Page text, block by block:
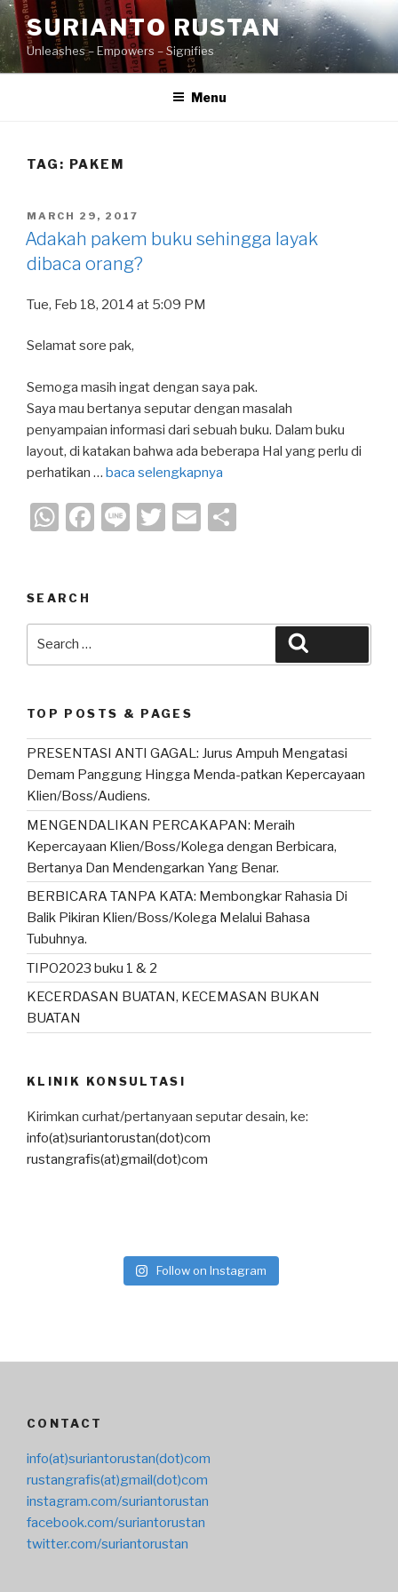
Skip
to
content
SURIANTO RUSTAN
Unleashes – Empowers – Signifies
Menu
TAG: PAKEM
POSTED
ON
MARCH 29, 2017
Adakah pakem buku sehingga layak
dibaca orang?
Tue, Feb 18, 2014 at 5:09 PM
Selamat sore pak,
Semoga masih ingat dengan saya pak.
Saya mau bertanya seputar dengan masalah
penyampaian informasi dari sebuah buku. Dalam buku
layout, di katakan bahwa ada beberapa Hal yang perlu di
perhatikan … baca selengkapnya
W
s
A
p
F
b
o
k
Li
T
E
SEARCH
TOP POSTS & PAGES
PRESENTASI ANTI GAGAL: Jurus Ampuh Mengatasi
Demam Panggung Hingga Menda-patkan Kepercayaan
Klien/Boss/Audiens.
MENGENDALIKAN PERCAKAPAN: Meraih
Kepercayaan Klien/Boss/Kolega dengan Berbicara,
Bertanya Dan Mendengarkan Yang Benar.
BERBICARA TANPA KATA: Membongkar Rahasia Di
Balik Pikiran Klien/Boss/Kolega Melalui Bahasa
Tubuhnya.
TIPO2023 buku 1 & 2
KECERDASAN BUATAN, KECEMASAN BUKAN
BUATAN
KLINIK KONSULTASI
Kirimkan curhat/pertanyaan seputar desain, ke:
info(at)suriantorustan(dot)com
rustangrafis(at)gmail(dot)com
Follow on Instagram
CONTACT
info(at)suriantorustan(dot)com
rustangrafis(at)gmail(dot)com
instagram.com/suriantorustan
facebook.com/suriantorustan
twitter.com/suriantorustan